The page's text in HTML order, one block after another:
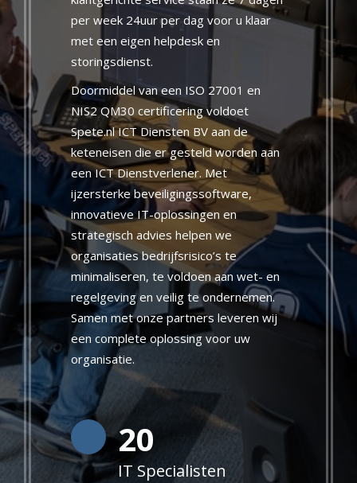
per week 24uur per dag voor u klaar
met een eigen helpdesk en
storingsdienst.
Doormiddel van een ISO 27001 en
NIS2 QM30 certificering voldoet
Spete.nl ICT Diensten BV aan de
keteneisen die er gesteld worden aan
een ICT Dienstverlener. Met
ijzersterke beveiligingssoftware,
innovatieve IT-oplossingen en
strategisch advies helpen we
organisaties bedrijfsrisico’s te
minimaliseren, te voldoen aan wet- en
regelgeving en veilig te ondernemen.
Samen met onze partners leveren wij
een complete oplossing voor uw
organisatie.
20
IT Specialisten